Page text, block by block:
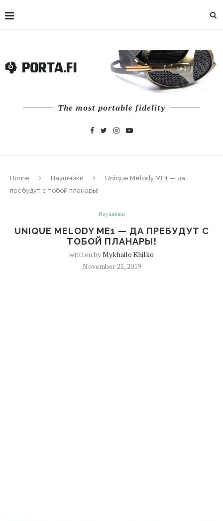
The most portable fidelity
Home Наушники
Unique Melody ME1 — да
пребудут с тобой планары!
Наушники
UNIQUE MELODY ME1 — ДА ПРЕБУДУТ С
ТОБОЙ ПЛАНАРЫ!
written byMykhailo Khilko
November 22, 2019